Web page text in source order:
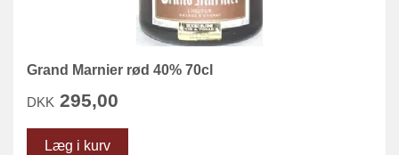
Grand Marnier rød 40% 70cl
DKK 295,00
Læg i kurv